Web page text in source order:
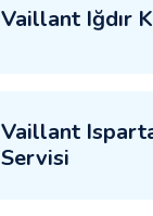
Vaillant Iğdır
Vaillant
Servisi